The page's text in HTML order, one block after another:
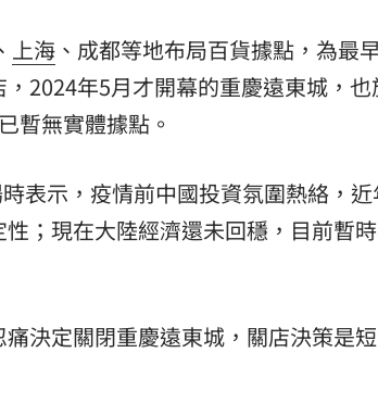
上海 、成都等地布局百貨據點，為最
2024年5月才開幕的重慶遠東城，也
暫無實體據點。
表示，疫情前中國投資氛圍熱絡，
；現在大陸經濟還未回穩，目前暫
決定關閉重慶遠東城，關店決策是